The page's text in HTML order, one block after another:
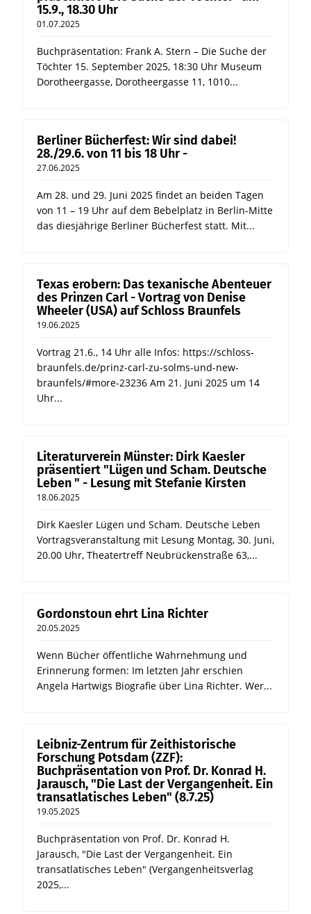
15.9., 18.30 Uhr
01.07.2025
Buchpräsentation: Frank A. Stern – Die Suche der
Töchter 15. September 2025, 18:30 Uhr Museum
Dorotheergasse, Dorotheergasse 11, 1010...
Berliner Bücherfest: Wir sind dabei!
28./29.6. von 11 bis 18 Uhr -
27.06.2025
Am 28. und 29. Juni 2025 findet an beiden Tagen
von 11 – 19 Uhr auf dem Bebelplatz in Berlin-Mitte
das diesjährige Berliner Bücherfest statt. Mit...
Texas erobern: Das texanische Abenteuer
des Prinzen Carl - Vortrag von Denise
Wheeler (USA) auf Schloss Braunfels
19.06.2025
Vortrag 21.6., 14 Uhr alle Infos: https://schloss-
braunfels.de/prinz-carl-zu-solms-und-new-
braunfels/#more-23236 Am 21. Juni 2025 um 14
Uhr...
Literaturverein Münster: Dirk Kaesler
präsentiert "Lügen und Scham. Deutsche
Leben " - Lesung mit Stefanie Kirsten
18.06.2025
Dirk Kaesler Lügen und Scham. Deutsche Leben
Vortragsveranstaltung mit Lesung Montag, 30. Juni,
20.00 Uhr, Theatertreff Neubrückenstraße 63,...
Gordonstoun ehrt Lina Richter
20.05.2025
Wenn Bücher öffentliche Wahrnehmung und
Erinnerung formen: Im letzten Jahr erschien
Angela Hartwigs Biografie über Lina Richter. Wer...
Leibniz-Zentrum für Zeithistorische
Forschung Potsdam (ZZF):
Buchpräsentation von Prof. Dr. Konrad H.
Jarausch, "Die Last der Vergangenheit. Ein
transatlatisches Leben" (8.7.25)
19.05.2025
Buchpräsentation von Prof. Dr. Konrad H.
Jarausch, "Die Last der Vergangenheit. Ein
transatlatisches Leben" (Vergangenheitsverlag
2025,...